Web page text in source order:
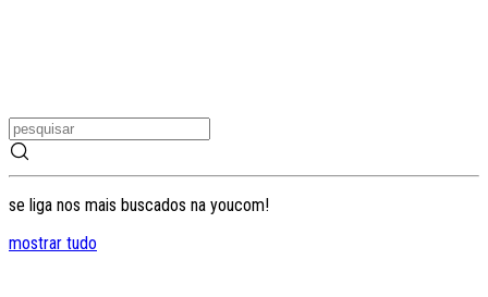
se liga nos mais buscados na youcom!
mostrar tudo